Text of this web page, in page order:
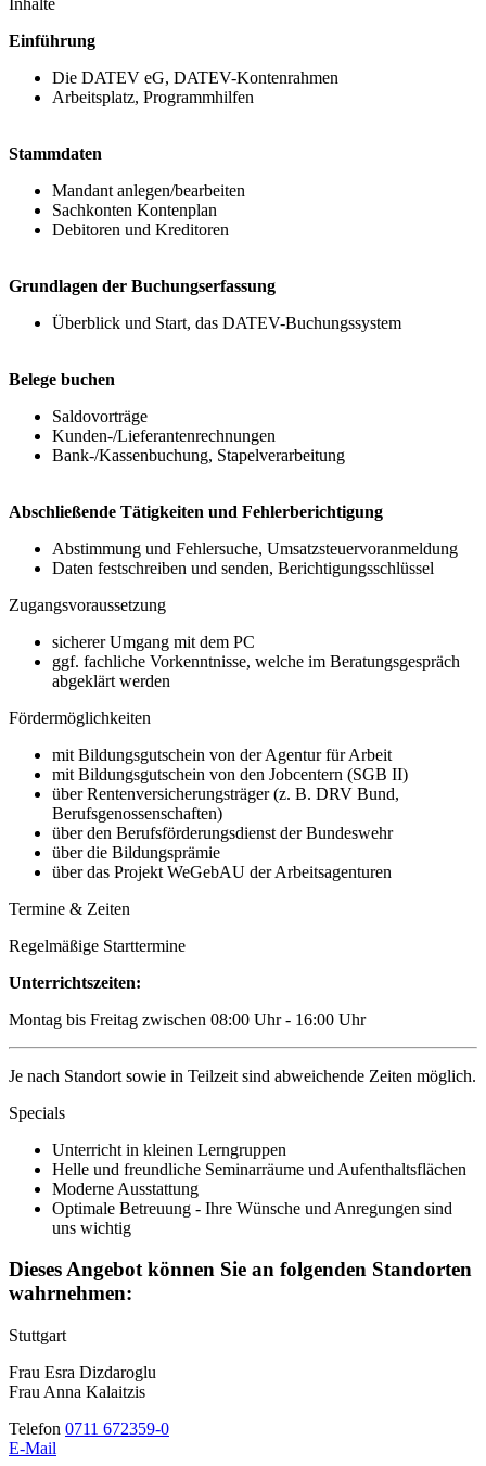
Einführung
Die DATEV eG, DATEV-Kontenrahmen
Arbeitsplatz, Programmhilfen
Stammdaten
Mandant anlegen/bearbeiten
Sachkonten Kontenplan
Debitoren und Kreditoren
Grundlagen der Buchungserfassung
Überblick und Start, das DATEV-Buchungssystem
Belege buchen
Saldovorträge
Kunden-/Lieferantenrechnungen
Bank-/Kassenbuchung, Stapelverarbeitung
Abschließende Tätigkeiten und Fehlerberichtigung
Abstimmung und Fehlersuche, Umsatzsteuervoranmeldung
Daten festschreiben und senden, Berichtigungsschlüssel
Zugangsvoraussetzung
sicherer Umgang mit dem PC
ggf. fachliche Vorkenntnisse, welche im Beratungsgespräch
abgeklärt werden
Fördermöglichkeiten
mit Bildungsgutschein von der Agentur für Arbeit
mit Bildungsgutschein von den Jobcentern (SGB II)
über Rentenversicherungsträger (z. B. DRV Bund,
Berufsgenossenschaften)
über den Berufsförderungsdienst der Bundeswehr
über die Bildungsprämie
über das Projekt WeGebAU der Arbeitsagenturen
Termine & Zeiten
Regelmäßige Starttermine
Unterrichtszeiten:
Montag bis Freitag zwischen 08:00 Uhr - 16:00 Uhr
Je nach Standort sowie in Teilzeit sind abweichende Zeiten möglich.
Specials
Unterricht in kleinen Lerngruppen
Helle und freundliche Seminarräume und Aufenthaltsflächen
Moderne Ausstattung
Optimale Betreuung - Ihre Wünsche und Anregungen sind
uns wichtig
Dieses Angebot können Sie an folgenden Standorten
wahrnehmen:
Stuttgart
Frau Esra Dizdaroglu
Frau Anna Kalaitzis
Telefon 0711 672359-0
E-Mail